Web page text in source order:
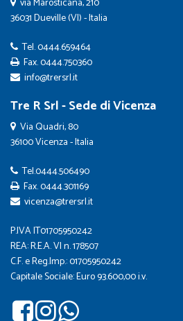
36031 Dueville (VI) - Italia
Tel.0444.659464
Fax. 0444.750360
info@trersrl.it
Tre R Srl - Sede di Vicenza
Via Quadri, 80
36100 Vicenza - Italia
Tel.0444.506490
Fax. 0444.301169
vicenza@trersrl.it
P.IVA IT01705950242
REA: R.E.A. VI n. 178507
C.F. e Reg.Imp.: 01705950242
Capitale Sociale: Euro 93.600,00 i.v.